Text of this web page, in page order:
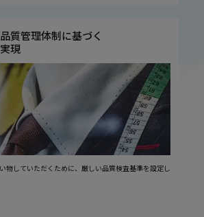
質管理体制に基づく
現
物していただくために、厳しい品質検査基準を設定し